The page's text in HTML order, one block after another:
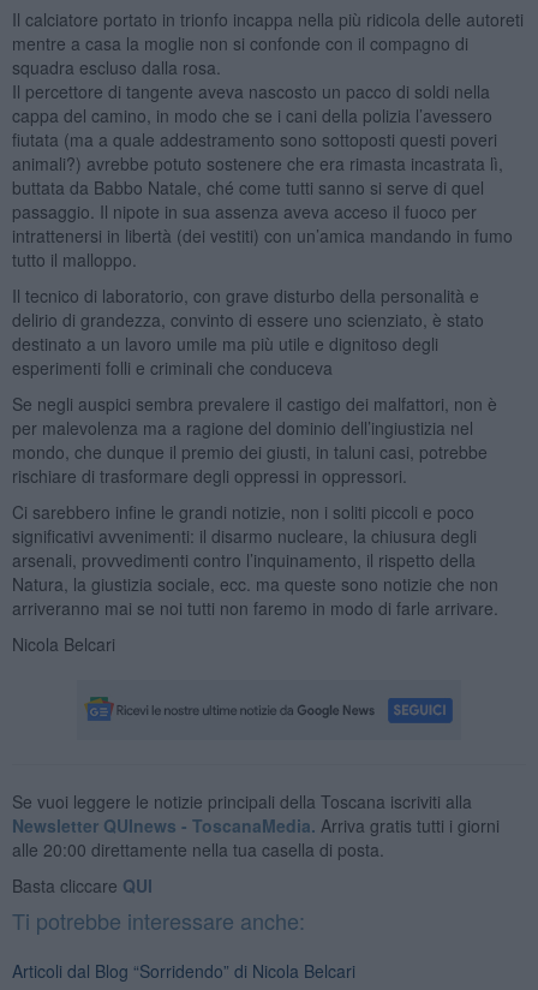
Il calciatore portato in trionfo incappa nella più ridicola delle autoreti
mentre a casa la moglie non si confonde con il compagno di
squadra escluso dalla rosa.
Il percettore di tangente aveva nascosto un pacco di soldi nella
cappa del camino, in modo che se i cani della polizia l’avessero
fiutata (ma a quale addestramento sono sottoposti questi poveri
animali?) avrebbe potuto sostenere che era rimasta incastrata lì,
buttata da Babbo Natale, ché come tutti sanno si serve di quel
passaggio. Il nipote in sua assenza aveva acceso il fuoco per
intrattenersi in libertà (dei vestiti) con un’amica mandando in fumo
tutto il malloppo.
Il tecnico di laboratorio, con grave disturbo della personalità e
delirio di grandezza, convinto di essere uno scienziato, è stato
destinato a un lavoro umile ma più utile e dignitoso degli
esperimenti folli e criminali che conduceva
Se negli auspici sembra prevalere il castigo dei malfattori, non è
per malevolenza ma a ragione del dominio dell’ingiustizia nel
mondo, che dunque il premio dei giusti, in taluni casi, potrebbe
rischiare di trasformare degli oppressi in oppressori.
Ci sarebbero infine le grandi notizie, non i soliti piccoli e poco
significativi avvenimenti: il disarmo nucleare, la chiusura degli
arsenali, provvedimenti contro l’inquinamento, il rispetto della
Natura, la giustizia sociale, ecc. ma queste sono notizie che non
arriveranno mai se noi tutti non faremo in modo di farle arrivare.
Nicola Belcari
Se vuoi leggere le notizie principali della Toscana iscriviti alla
Newsletter QUInews - ToscanaMedia. Arriva gratis tutti i giorni
alle 20:00 direttamente nella tua casella di posta.
Basta cliccare QUI
Ti potrebbe interessare anche:
Articoli dal Blog “Sorridendo” di Nicola Belcari